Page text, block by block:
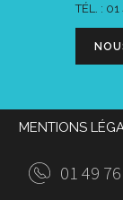
TÉL. : 01
MENTIONS
01 49